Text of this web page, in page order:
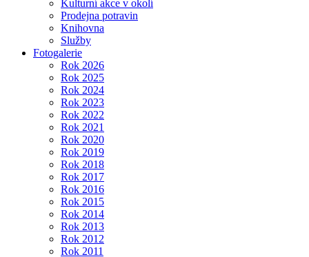
Kulturní akce v okolí
Prodejna potravin
Knihovna
Služby
Fotogalerie
Rok 2026
Rok 2025
Rok 2024
Rok 2023
Rok 2022
Rok 2021
Rok 2020
Rok 2019
Rok 2018
Rok 2017
Rok 2016
Rok 2015
Rok 2014
Rok 2013
Rok 2012
Rok 2011